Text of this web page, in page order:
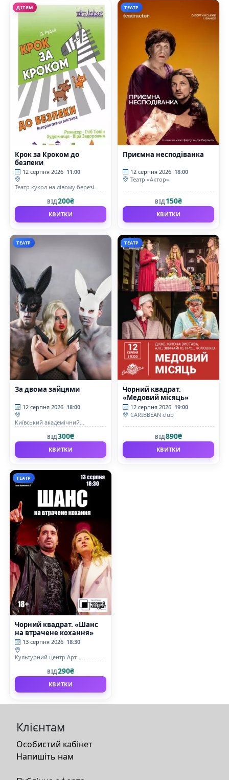
ДІТЯМ
Крок за Кроком до
безпеки
12 серпня 2026 11:00
Театр кукол на лівому березі
ВІД200₴
КВИТКИ
ТЕАТР
Приємна несподіванка
12 серпня 2026 18:00
Театр «Актор»
ВІД150₴
КВИТКИ
ТЕАТР
За двома зайцями
12 серпня 2026 18:00
Київський академічний
ВІД300₴
КВИТКИ
ТЕАТР
Чорний квадрат.
«Медовий місяць»
12 серпня 2026 19:00
CARIBBEAN club
ВІД890₴
КВИТКИ
ТЕАТР
Чорний квадрат. «Шанс
на втрачене кохання»
13 серпня 2026 18:30
Культурний центр Арт-
ВІД290₴
КВИТКИ
Клієнтам
Особистий кабінет
Напишіть нам